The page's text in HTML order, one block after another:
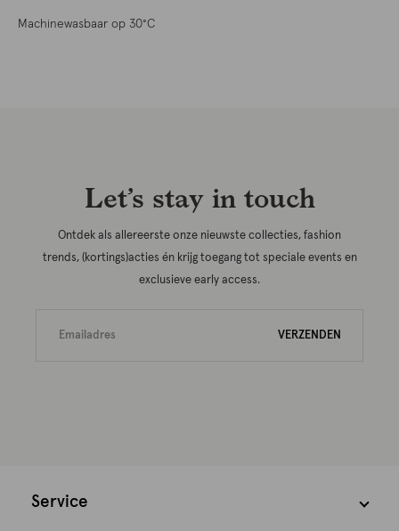
Machinewasbaar op 30°C
Let’s stay in touch
Ontdek als allereerste onze nieuwste collecties, fashion
trends, (kortings)acties én krijg toegang tot speciale events en
exclusieve early access.
VERZENDEN
Service